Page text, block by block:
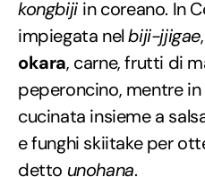
kongbiji in coreano. In
impiegata nelbiji-jjigae,
okara, carne, frutti di
peperoncino, mentre
cucinata insieme a
e funghi skiitake per
detto unohana.